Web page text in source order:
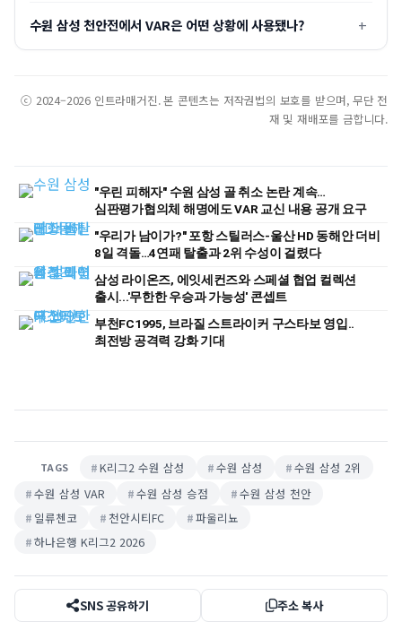
수원 삼성 천안전에서 VAR은 어떤 상황에 사용됐나?
ⓒ 2024–2026 인트라매거진. 본 콘텐츠는 저작권법의 보호를 받으며, 무단 전
재 및 재배포를 금합니다.
"우린 피해자" 수원 삼성 골 취소 논란 계속…
심판평가협의체 해명에도 VAR 교신 내용 공개 요구
"우리가 남이가?" 포항 스틸러스-울산 HD 동해안 더비
8일 격돌…4연패 탈출과 2위 수성이 걸렸다
삼성 라이온즈, 에잇세컨즈와 스페셜 협업 컬렉션
출시...'무한한 우승과 가능성' 콘셉트
부천FC1995, 브라질 스트라이커 구스타보 영입..
최전방 공격력 강화 기대
TAGS K리그2 수원 삼성 수원 삼성
수원 삼성 2위
수원 삼성 VAR
수원 삼성 승점
수원 삼성 천안
일류첸코
천안시티FC
파울리뇨
하나은행 K리그2 2026
SNS 공유하기
주소 복사